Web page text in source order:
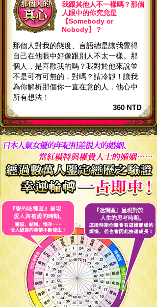
我跟其他人不一樣嗎？那個
人眼中的你究竟是
【Somebody or
Nobody】？
那個人對我的態度、言語總是讓我覺得
自己在他眼中好像跟別人不太一樣。那
個人，是喜歡我的嗎？我對於他來說並
不是可有可無的，對嗎？請冷靜！讓我
為你解析那個你一直在意的人，他心中
所有想法！
360 NTD